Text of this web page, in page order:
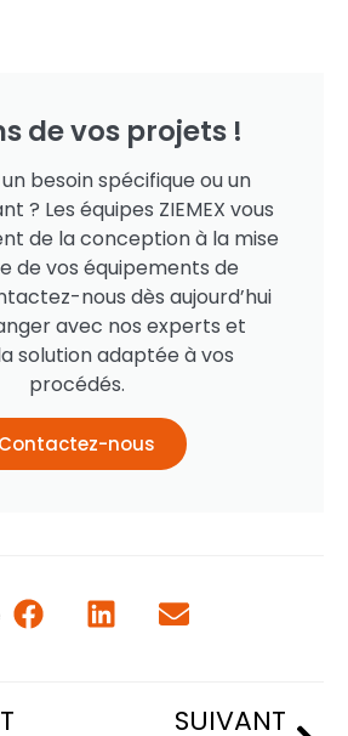
de vos projets !
besoin spécifique ou un
? Les équipes ZIEMEX vous
de la conception à la mise
de vos équipements de
nous dès aujourd’hui
avec nos experts et
solution adaptée à vos
procédés.
Contactez-nous
SUIVANT